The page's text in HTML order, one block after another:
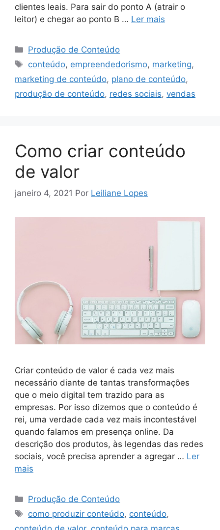
clientes leais. Para sair do ponto A (atrair o
leitor) e chegar ao ponto B … Ler mais
Categorias
Produção de Conteúdo
Tags
conteúdo, empreendedorismo, marketing,
marketing de conteúdo, plano de conteúdo,
produção de conteúdo, redes sociais, vendas
Como criar conteúdo
de valor
janeiro 4, 2021 Por Leiliane Lopes
Criar conteúdo de valor é cada vez mais
necessário diante de tantas transformações
que o meio digital tem trazido para as
empresas. Por isso dizemos que o conteúdo é
rei, uma verdade cada vez mais incontestável
quando falamos em presença online. Da
descrição dos produtos, às legendas das redes
sociais, você precisa aprender a agregar … Ler
mais
Categorias
Produção de Conteúdo
Tags
como produzir conteúdo, conteúdo,